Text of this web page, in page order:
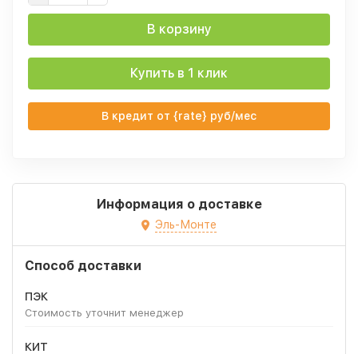
В корзину
Купить в 1 клик
В кредит от {rate} руб/мес
Информация о доставке
Эль-Монте
Способ доставки
ПЭК
Стоимость уточнит менеджер
КИТ